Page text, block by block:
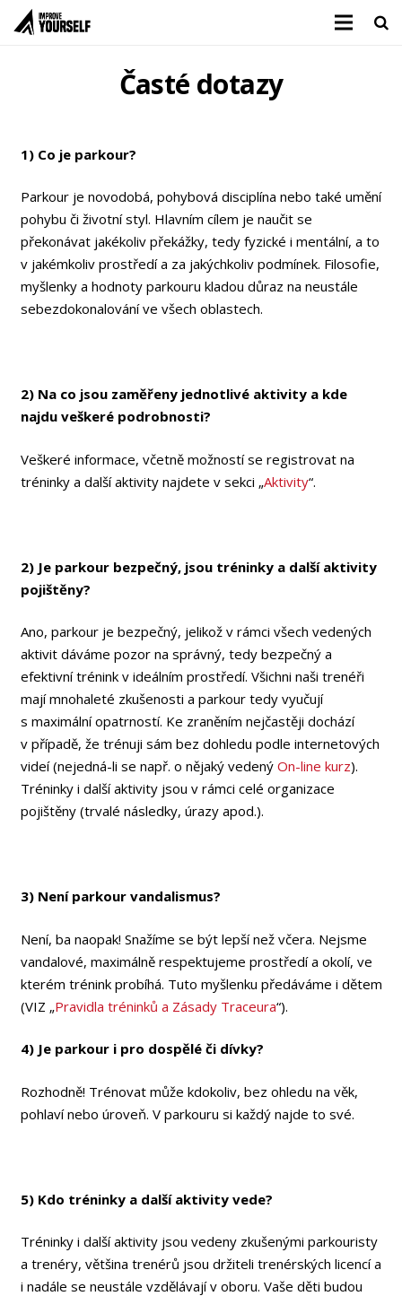
Časté dotazy
1) Co je parkour?
Parkour je novodobá, pohybová disciplína nebo také umění
pohybu či životní styl. Hlavním cílem je naučit se
překonávat jakékoliv překážky, tedy fyzické i mentální, a to
v jakémkoliv prostředí a za jakýchkoliv podmínek. Filosofie,
myšlenky a hodnoty parkouru kladou důraz na neustále
sebezdokonalování ve všech oblastech.
2) Na co jsou zaměřeny jednotlivé aktivity a kde
najdu veškeré podrobnosti?
Veškeré informace, včetně možností se registrovat na
tréninky a další aktivity najdete v sekci „Aktivity“.
2) Je parkour bezpečný, jsou tréninky a další aktivity
pojištěny?
Ano, parkour je bezpečný, jelikož v rámci všech vedených
aktivit dáváme pozor na správný, tedy bezpečný a
efektivní trénink v ideálním prostředí. Všichni naši trenéři
mají mnohaleté zkušenosti a parkour tedy vyučují
s maximální opatrností. Ke zraněním nejčastěji dochází
v případě, že trénuji sám bez dohledu podle internetových
videí (nejedná-li se např. o nějaký vedený On-line kurz).
Tréninky i další aktivity jsou v rámci celé organizace
pojištěny (trvalé následky, úrazy apod.).
3) Není parkour vandalismus?
Není, ba naopak! Snažíme se být lepší než včera. Nejsme
vandalové, maximálně respektujeme prostředí a okolí, ve
kterém trénink probíhá. Tuto myšlenku předáváme i dětem
(VIZ „Pravidla tréninků a Zásady Traceura“).
4) Je parkour i pro dospělé či dívky?
Rozhodně! Trénovat může kdokoliv, bez ohledu na věk,
pohlaví nebo úroveň. V parkouru si každý najde to své.
5) Kdo tréninky a další aktivity vede?
Tréninky i další aktivity jsou vedeny zkušenými parkouristy
a trenéry, většina trenérů jsou držiteli trenérských licencí a
i nadále se neustále vzdělávají v oboru. Vaše děti budou